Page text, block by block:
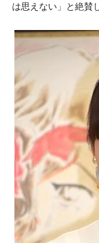
は思えない」と絶賛